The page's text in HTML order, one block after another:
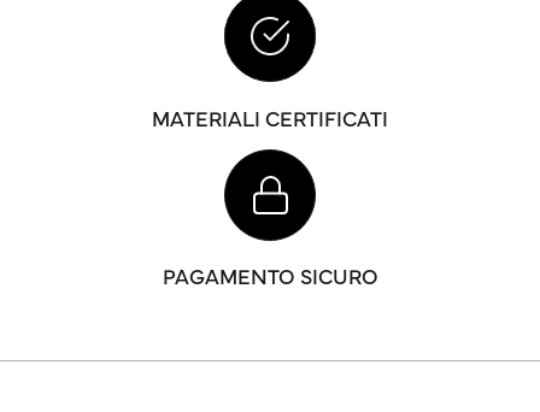
MATERIALI CERTIFICATI
PAGAMENTO SICURO